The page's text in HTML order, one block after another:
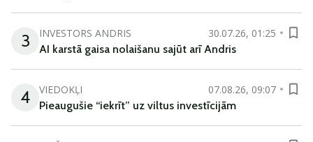
3 INVESTORS ANDRIS
30.07.26, 01:25
AI karstā gaisa nolaišanu sajūt arī Andris
4 VIEDOKĻI
07.08.26, 09:07
Pieaugušie “iekrīt” uz viltus investīcijām